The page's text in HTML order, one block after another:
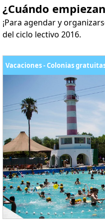
¿Cuándo
¡Para agendar y
del ciclo lectivo 2016.
Vacaciones - Colonias